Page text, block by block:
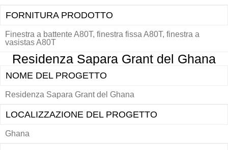
FORNITURA PRODOTTO
Finestra a battente A80T, finestra fissa A80T, finestra a
vasistas A80T
Residenza Sapara Grant del Ghana
NOME DEL PROGETTO
Residenza Sapara Grant del Ghana
LOCALIZZAZIONE DEL PROGETTO
Ghana